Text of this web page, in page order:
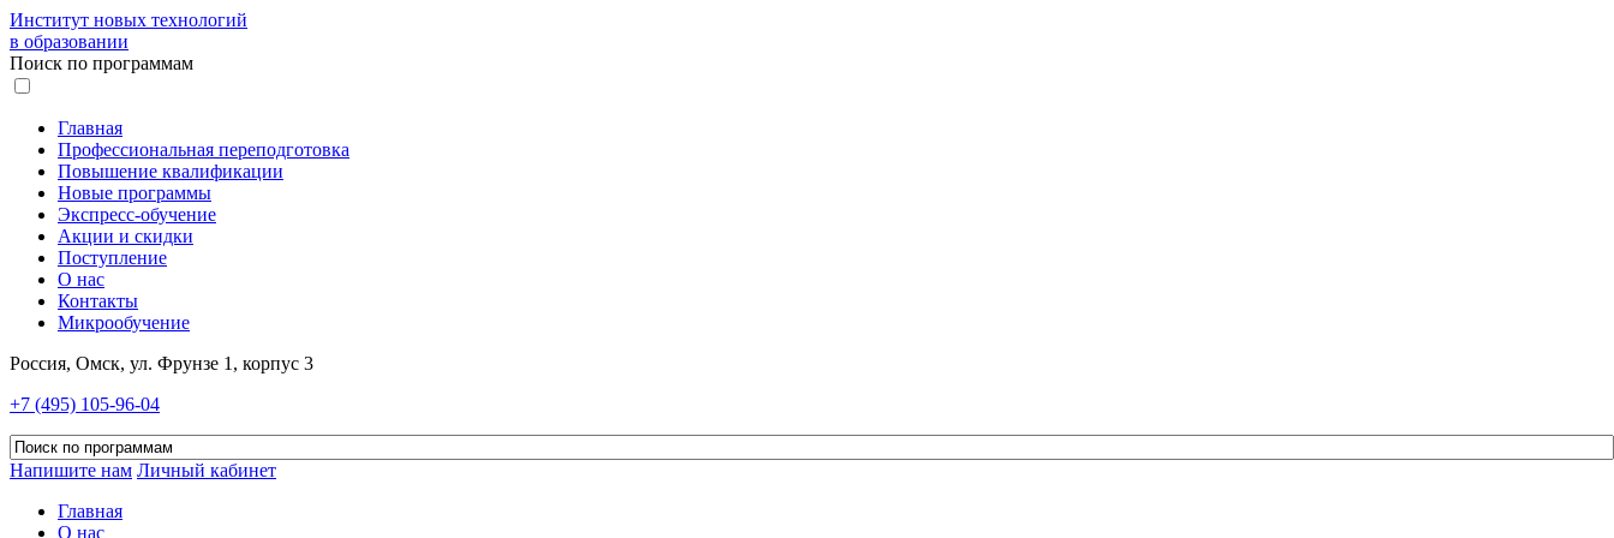
Институт новых технологий
в образовании
Поиск по программам
Главная
Профессиональная переподготовка
Повышение квалификации
Новые программы
Экспресс-обучение
Акции и скидки
Поступление
О нас
Контакты
Микрообучение
Россия, Омск, ул. Фрунзе 1, корпус 3
+7 (495) 105-96-04
Напишите нам Личный кабинет
Главная
О нас